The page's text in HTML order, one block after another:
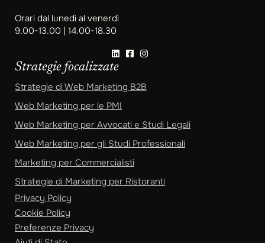
Orari dal lunedì al venerdì
9.00-13.00 | 14.00-18.30
Strategie focalizzate
Strategie di Web Marketing B2B
Web Marketing per le PMI
Web Marketing per Avvocati e Studi Legali
Web Marketing per gli Studi Professionali
Marketing per Commercialisti
Strategie di Marketing per Ristoranti
Privacy Policy
Cookie Policy
Preferenze Privacy